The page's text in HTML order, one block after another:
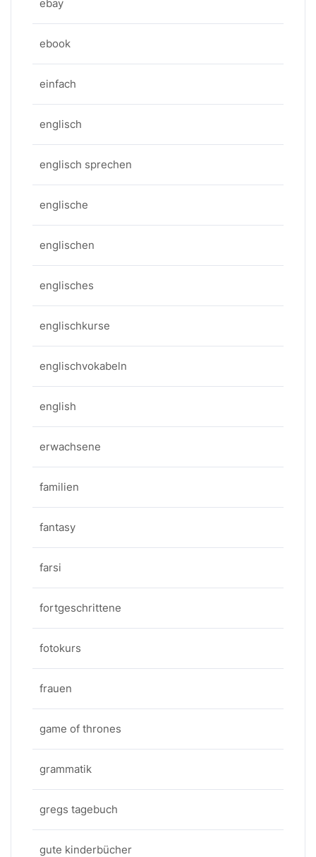
ebay
ebook
einfach
englisch
englisch sprechen
englische
englischen
englisches
englischkurse
englischvokabeln
english
erwachsene
familien
fantasy
farsi
fortgeschrittene
fotokurs
frauen
game of thrones
grammatik
gregs tagebuch
gute kinderbücher